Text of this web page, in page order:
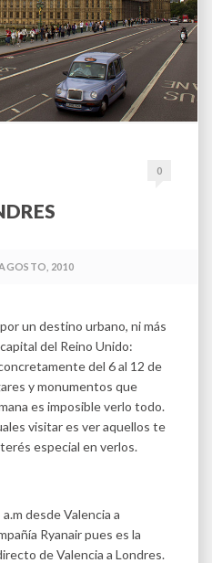
0
2010
un destino urbano, ni más
del Reino Unido:
del 6 al 12 de
y monumentos que
es imposible verlo todo.
visitar es ver aquellos te
especial en verlos.
desde Valencia a
Ryanair pues es la
de Valencia a Londres.